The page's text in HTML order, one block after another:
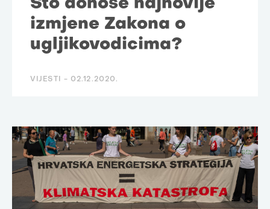
Što donose najnovije
izmjene Zakona o
ugljikovodicima?
VIJESTI - 02.12.2020.